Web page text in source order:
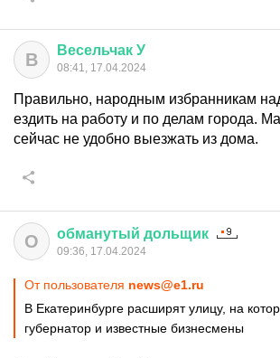
В Весельчак У
08:41, 17.04.2024
Правильно, народным избранникам
ездить на работу и по делам города.
сейчас не удобно выезжать из дома.
О обманутый дольщик
09:36, 17.04.2024
От пользователя news@e1.ru
В Екатеринбурге расширят улицу, на
губернатор и известные бизнесмены